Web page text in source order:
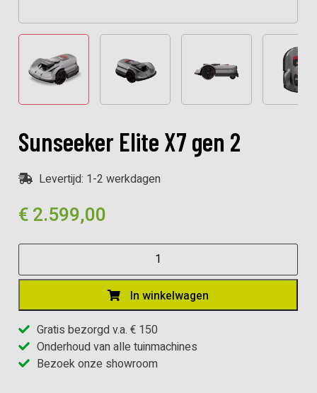
Sunseeker Elite X7 gen 2
Levertijd: 1-2 werkdagen
€2.599,00
Sunseeker
X7
aantal
In winkelwagen
Gratis bezorgd v.a. € 150
Onderhoud van alle tuinmachines
Bezoek onze showroom